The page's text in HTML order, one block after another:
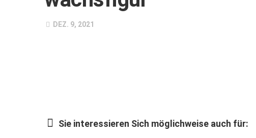
DEZ. 9, 2021
Sie interessieren Sich möglichweise auch für: